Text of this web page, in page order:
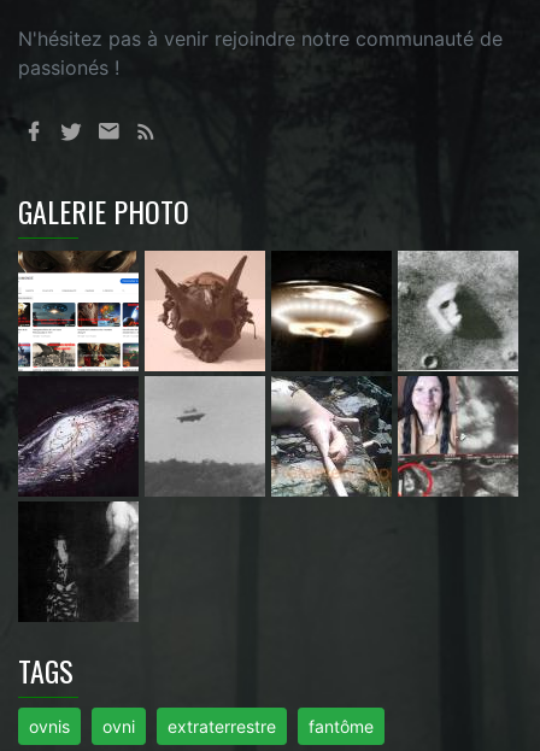
N'hésitez pas à venir rejoindre notre communauté de
passionés !
GALERIE PHOTO
TAGS
ovnis ovni extraterrestre fantôme